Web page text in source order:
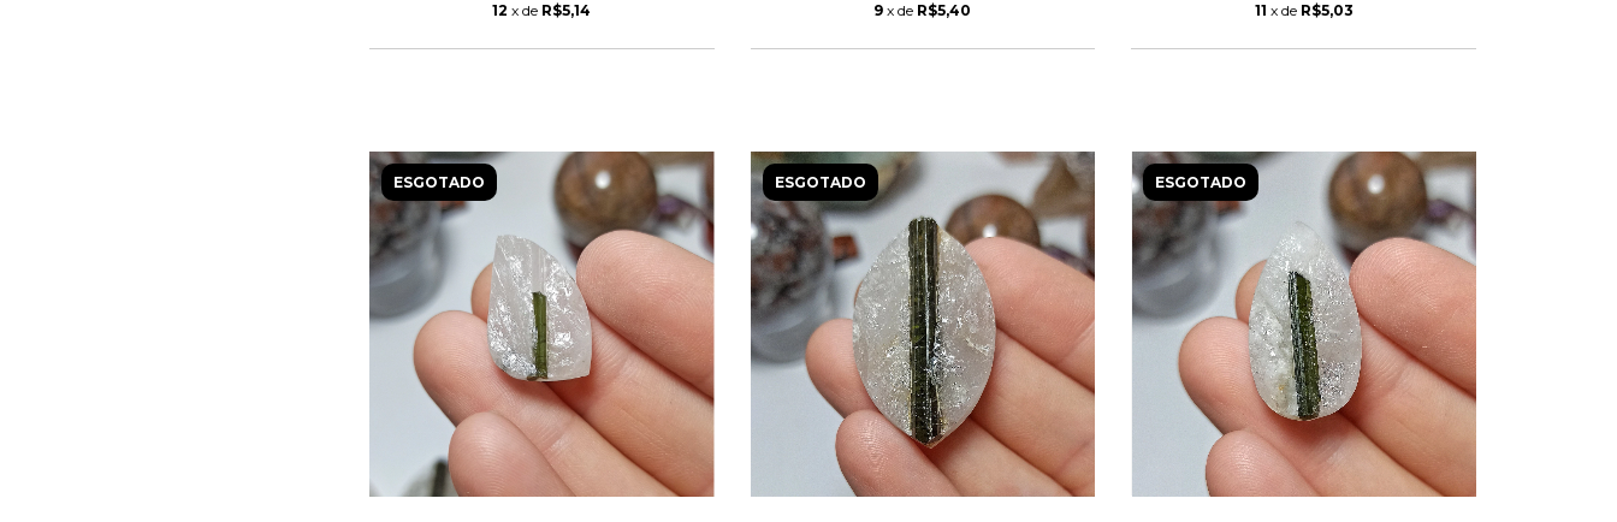
12 x de R$5,14 9 x de R$5,40 11 x de R$5,03
ESGOTADO ESGOTADO ESGOTADO